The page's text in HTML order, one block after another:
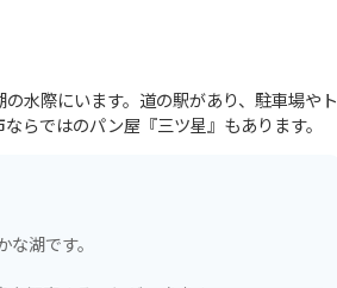
水際にいます。道の駅があり、駐車場やト
らではのパン屋『三ツ星』もあります。
湖です。